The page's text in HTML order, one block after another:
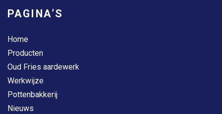
PAGINA’S
Home
Producten
Oud Fries aardewerk
Werkwijze
Pottenbakkerij
Nieuws